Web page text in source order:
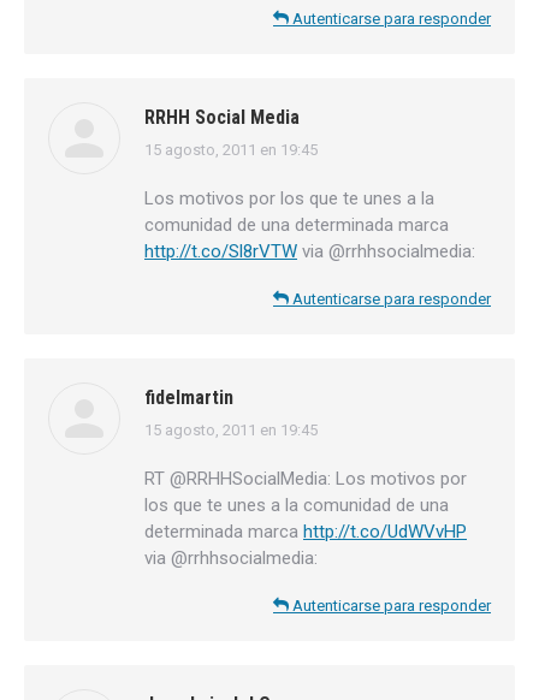
Autenticarse para responder
RRHH Social Media
dice:
15 agosto, 2011 en 19:45
Los motivos por los que te unes a la
comunidad de una determinada marca
http://t.co/Sl8rVTW via @rrhhsocialmedia:
Autenticarse para responder
fidelmartin
dice:
15 agosto, 2011 en 19:45
RT @RRHHSocialMedia: Los motivos por
los que te unes a la comunidad de una
determinada marca http://t.co/UdWVvHP
via @rrhhsocialmedia:
Autenticarse para responder